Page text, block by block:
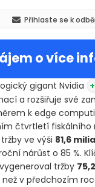
Přihlaste se k
o více
gigant Nvidia
a rozšiřuje své
k edge
čtvrtletí fiskálního
ve výši 81,6
nárůst o 85 %.
tržby
než v předchozím